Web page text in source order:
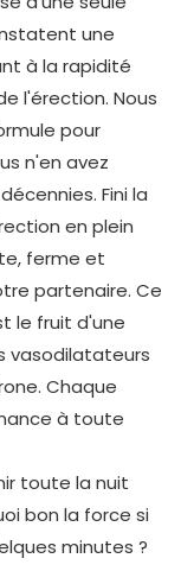
une
à la rapidité
l'érection. Nous
pour
n'en avez
Fini la
en plein
ferme et
partenaire. Ce
le fruit d'une
vasodilatateurs
Chaque
à toute
toute la nuit
bon la force si
minutes ?